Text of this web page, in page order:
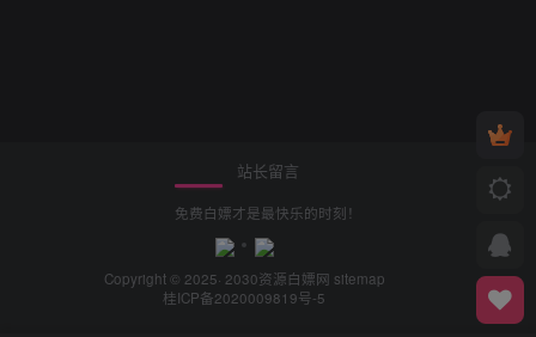
站长留言
免费白嫖才是最快乐的时刻！
Copyright © 2025· 2030资源白嫖网 sitemap
桂ICP备2020009819号-5